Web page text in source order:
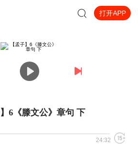
打开APP
】6《滕文公》章句 下
24:32